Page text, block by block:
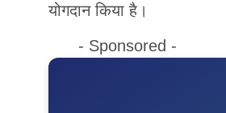
योगदान किया है।
- Sponsored -